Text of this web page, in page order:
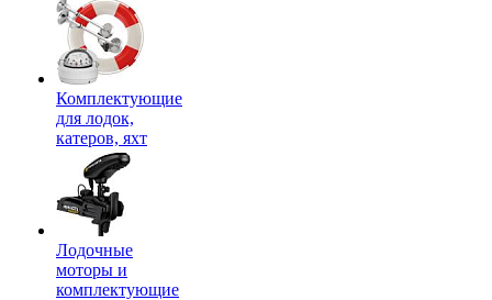
Комплектующие
для лодок,
катеров, яхт
Лодочные
моторы и
комплектующие